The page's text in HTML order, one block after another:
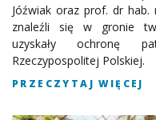
Jóźwiak oraz prof. dr hab.
znaleźli się w gronie
uzyskały ochronę
Rzeczypospolitej Polskiej.
PRZECZYTAJ WIĘCEJ